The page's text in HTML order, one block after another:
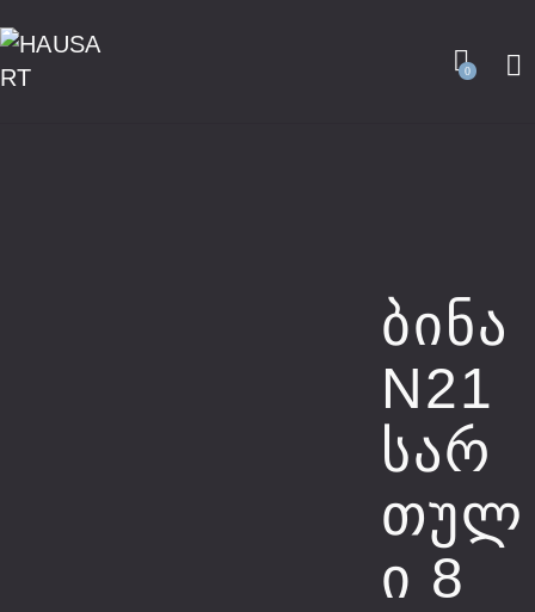
0
Ბინა
N21
Სარ
Თულ
Ი 8